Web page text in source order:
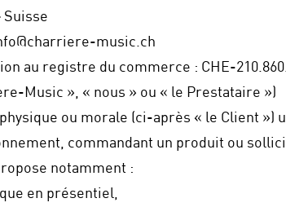
Suisse
music.ch
au registre du commerce : CHE-
Music », « nous » ou « le Prestataire »)
ou morale (ci-après « le Client »)
commandant un produit ou
notamment :
en présentiel,